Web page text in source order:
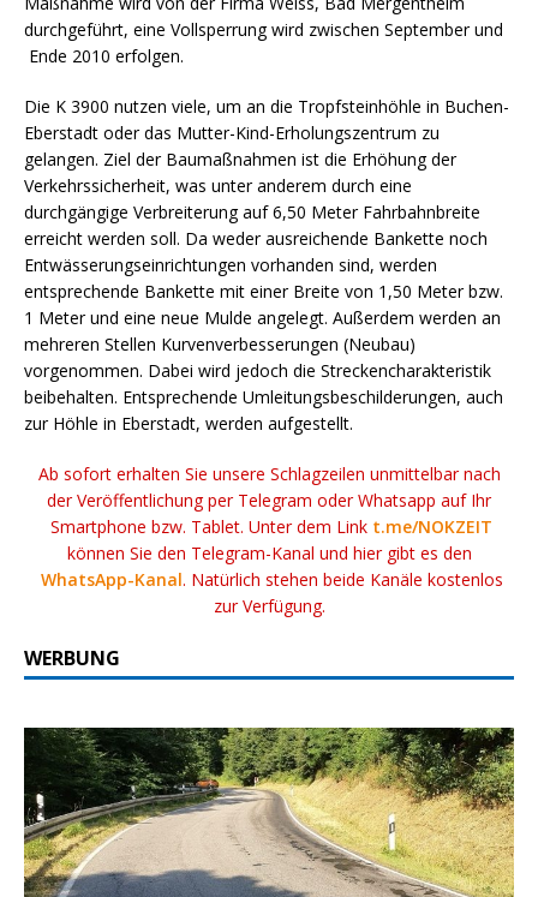
durchgeführt, eine Vollsperrung wird zwischen September und
Ende 2010 erfolgen.
Die K 3900 nutzen viele, um an die Tropfsteinhöhle in Buchen-
Eberstadt oder das Mutter-Kind-Erholungszentrum zu
gelangen. Ziel der Baumaßnahmen ist die Erhöhung der
Verkehrssicherheit, was unter anderem durch eine
durchgängige Verbreiterung auf 6,50 Meter Fahrbahnbreite
erreicht werden soll. Da weder ausreichende Bankette noch
Entwässerungseinrichtungen vorhanden sind, werden
entsprechende Bankette mit einer Breite von 1,50 Meter bzw.
1 Meter und eine neue Mulde angelegt. Außerdem werden an
mehreren Stellen Kurvenverbesserungen (Neubau)
vorgenommen. Dabei wird jedoch die Streckencharakteristik
beibehalten. Entsprechende Umleitungsbeschilderungen, auch
zur Höhle in Eberstadt, werden aufgestellt.
Ab sofort erhalten Sie unsere Schlagzeilen unmittelbar nach
der Veröffentlichung per Telegram oder Whatsapp auf Ihr
Smartphone bzw. Tablet. Unter dem Link t.me/NOKZEIT
können Sie den Telegram-Kanal und hier gibt es den
WhatsApp-Kanal. Natürlich stehen beide Kanäle kostenlos
zur Verfügung.
WERBUNG